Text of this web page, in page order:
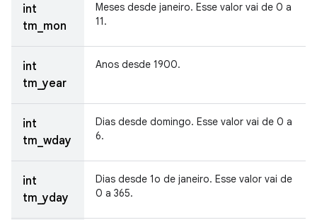
int
tm_mon
Meses desde janeiro. Esse valor vai de 0 a
11.
int
tm_year
Anos desde 1900.
int
tm_wday
Dias desde domingo. Esse valor vai de 0 a
6.
int
tm_yday
Dias desde 1o de janeiro. Esse valor vai de
0 a 365.